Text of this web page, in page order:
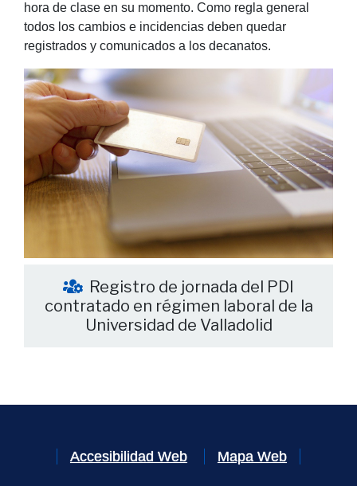
hora de clase en su momento. Como regla general
todos los cambios e incidencias deben quedar
registrados y comunicados a los decanatos.
Registro de jornada del PDI
contratado en régimen laboral de la
Universidad de Valladolid
Accesibilidad Web Mapa Web